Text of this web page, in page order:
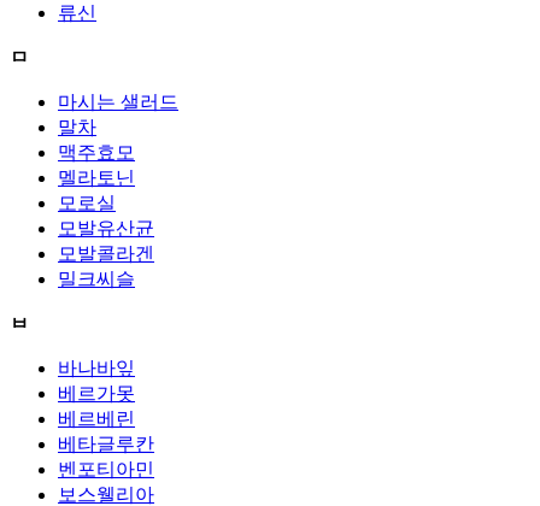
류신
ㅁ
마시는 샐러드
말차
맥주효모
멜라토닌
모로실
모발유산균
모발콜라겐
밀크씨슬
ㅂ
바나바잎
베르가못
베르베린
베타글루칸
벤포티아민
보스웰리아